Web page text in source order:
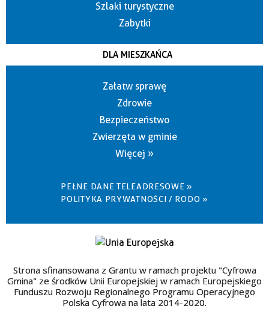
Szlaki turystyczne
Zabytki
DLA MIESZKAŃCA
Załatw sprawę
Zdrowie
Bezpieczeństwo
Zwierzęta w gminie
Więcej »
PEŁNE DANE TELEADRESOWE »
POLITYKA PRYWATNOŚCI / RODO »
Strona sfinansowana z Grantu w ramach projektu "Cyfrowa
Gmina" ze środków Unii Europejskiej w ramach Europejskiego
Funduszu Rozwoju Regionalnego Programu Operacyjnego
Polska Cyfrowa na lata 2014-2020.